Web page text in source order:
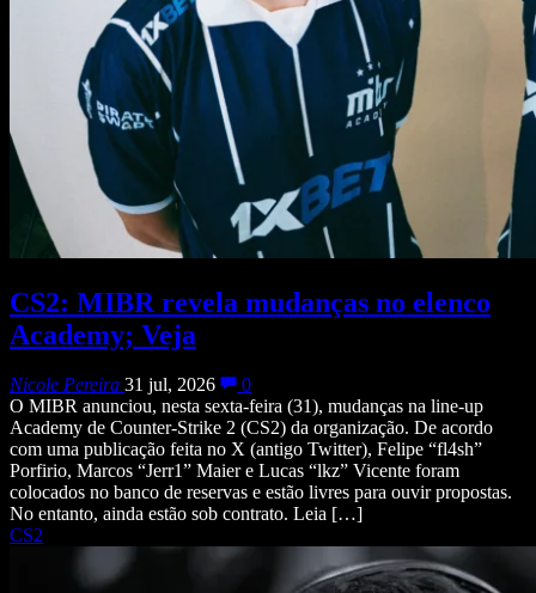
CS2: MIBR revela mudanças no elenco
Academy; Veja
Nicole Pereira 31 jul, 2026
0
O MIBR anunciou, nesta sexta-feira (31), mudanças na line-up
Academy de Counter-Strike 2 (CS2) da organização. De acordo
com uma publicação feita no X (antigo Twitter), Felipe “fl4sh”
Porfirio, Marcos “Jerr1” Maier e Lucas “lkz” Vicente foram
colocados no banco de reservas e estão livres para ouvir propostas.
No entanto, ainda estão sob contrato. Leia […]
CS2